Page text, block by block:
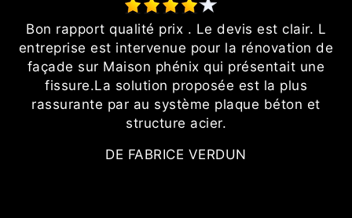
Bon rapport qualité prix . Le devis est clair. L
entreprise est intervenue pour la rénovation de
façade sur Maison phénix qui présentait une
fissure.La solution proposée est la plus
rassurante par au système plaque béton et
structure acier.
DE FABRICE VERDUN